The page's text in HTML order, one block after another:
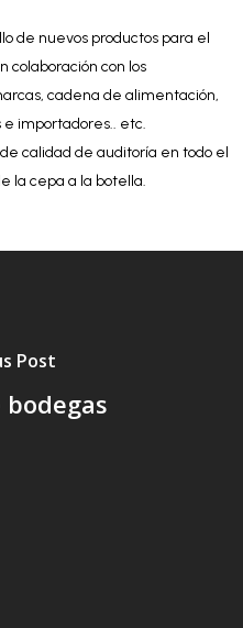
de nuevos productos para el
colaboración con los
cadena de alimentación,
importadores.. etc.
calidad de auditoría en todo el
la cepa a la botella.
Post
bodegas